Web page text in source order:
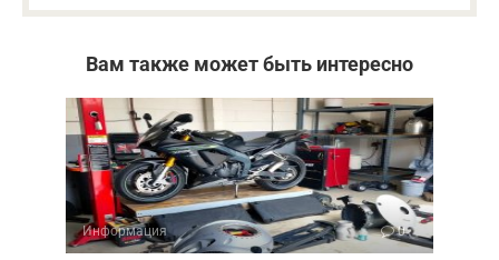
Вам также может быть интересно
Информация 0